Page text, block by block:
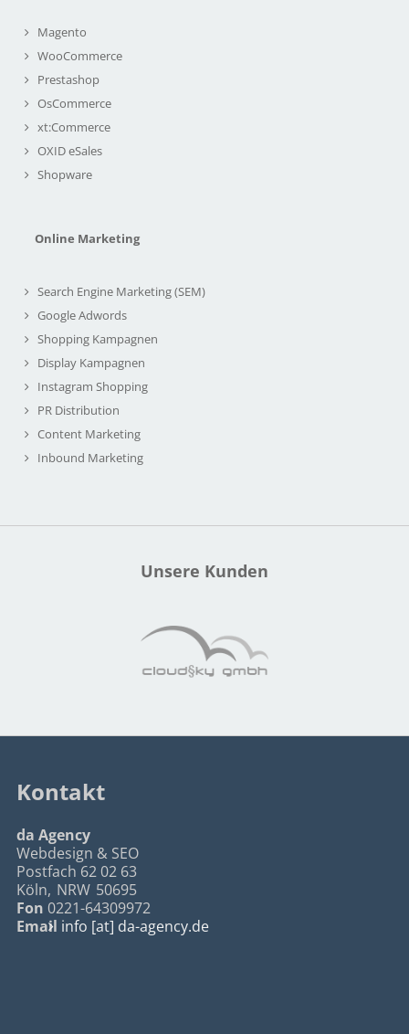
Magento
WooCommerce
Prestashop
OsCommerce
xt:Commerce
OXID eSales
Shopware
Online Marketing
Search Engine Marketing (SEM)
Google Adwords
Shopping Kampagnen
Display Kampagnen
Instagram Shopping
PR Distribution
Content Marketing
Inbound Marketing
Unsere Kunden
Kontakt
da Agency
Webdesign & SEO
Postfach 62 02 63
Köln, NRW 50695
Fon 0221-64309972
Email info [at] da-agency.de